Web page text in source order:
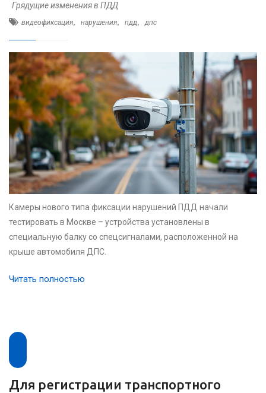
Грядущие изменения в ПДД
видеофиксация, нарушения, пдд, дпс
Камеры нового типа фиксации нарушений ПДД начали
тестировать в Москве – устройства установлены в
специальную балку со спецсигналами, расположенной на
крыше автомобиля ДПС.
Читать полностью
Для регистрации транспортного